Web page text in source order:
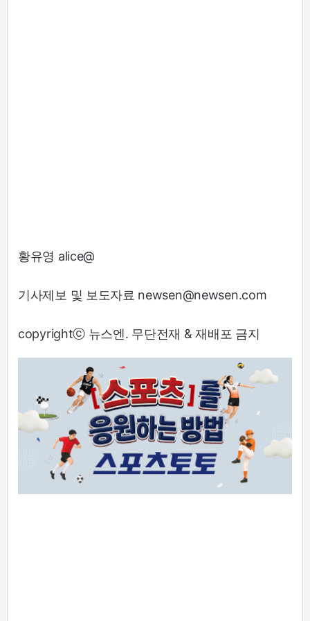
황유영 alice@
기사제보 및 보도자료 newsen@newsen.com
copyrightⓒ 뉴스엔. 무단전재 & 재배포 금지